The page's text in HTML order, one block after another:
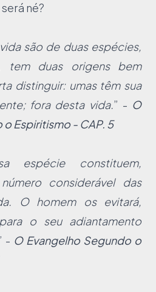
né?
são de duas espécies,
tem duas origens bem
distinguir: umas têm sua
fora desta vida.” - O
Espiritismo - CAP. 5
espécie constituem,
considerável das
O homem os evitará,
o seu adiantamento
- O Evangelho Segundo o